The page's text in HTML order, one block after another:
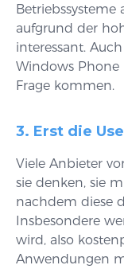
Betriebssysteme
aufgrund der
interessant.
Windows
Frage kommen.
3. Erst die
Viele Anbieter
sie denken, sie
nachdem diese
Insbesondere
wird, also
Anwendungen